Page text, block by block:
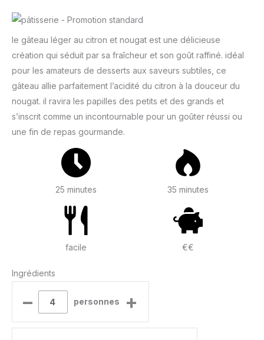
le gâteau léger au citron et nougat est une délicieuse
création qui séduit par sa fraîcheur et son goût raffiné. idéal
pour les amateurs de desserts aux saveurs subtiles, ce
gâteau allie parfaitement l’acidité du citron à la douceur du
nougat. il ravira les papilles des petits et des grands et
s’inscrit comme un incontournable pour un goûter réussi ou
une fin de repas gourmande.
25 minutes 35 minutes
facile €€
Ingrédients
– personnes +